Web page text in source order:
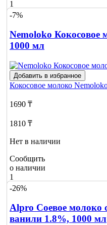
1
-7%
Nemoloko Кокосовое
1000 мл
Добавить в избранное
Кокосовое молоко
1690 ₸
1810 ₸
Нет в наличии
Сообщить
о наличии
1
-26%
Alpro Соевое молоко
ванили 1.8%, 1000 мл